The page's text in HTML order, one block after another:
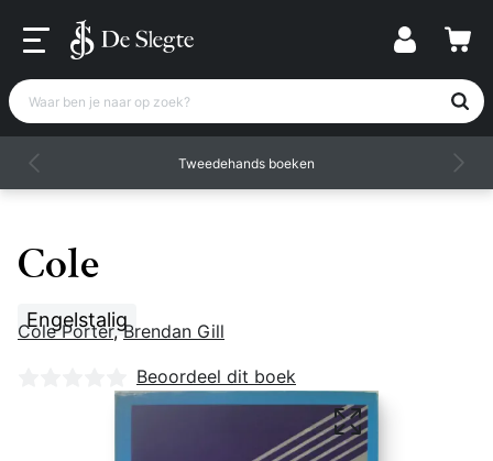
Waar ben je naar op zoek?
Tweedehands boeken
Cole
Engelstalig
Cole Porter,Brendan Gill
Nog geen beoordelingen
Beoordeel dit boek